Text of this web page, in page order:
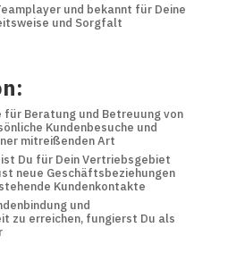
und bekannt für Deine
und Sorgfalt
für Beratung und Betreuung von
Kundenbesuche und
mitreißenden Art
Du für Dein Vertriebsgebiet
neue Geschäftsbeziehungen
Kundenkontakte
und
zu erreichen, fungierst Du als